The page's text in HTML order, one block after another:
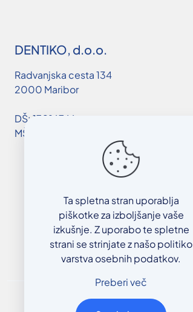
DENTIKO, d.o.o.
Radvanjska cesta 134
2000 Maribor
DŠ: 17016746
MŠ: 3663019000
Ta spletna stran uporablja
piškotke za izboljšanje vaše
izkušnje. Z uporabo te spletne
strani se strinjate z našo politiko
varstva osebnih podatkov.
Preberi več